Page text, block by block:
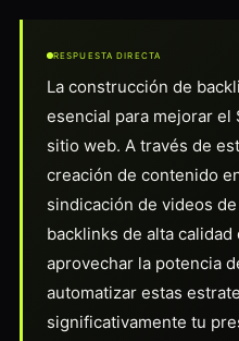
RESPUESTA DIRECTA
La construcción de
esencial para mejorar el
sitio web. A través de
creación de contenido
sindicación de videos
backlinks de alta
aprovechar la potencia
automatizar estas
significativamente tu